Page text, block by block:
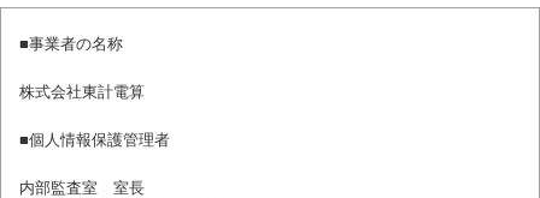
■事業者の名称
株式会社東計電算
■個人情報保護管理者
内部監査室 室長